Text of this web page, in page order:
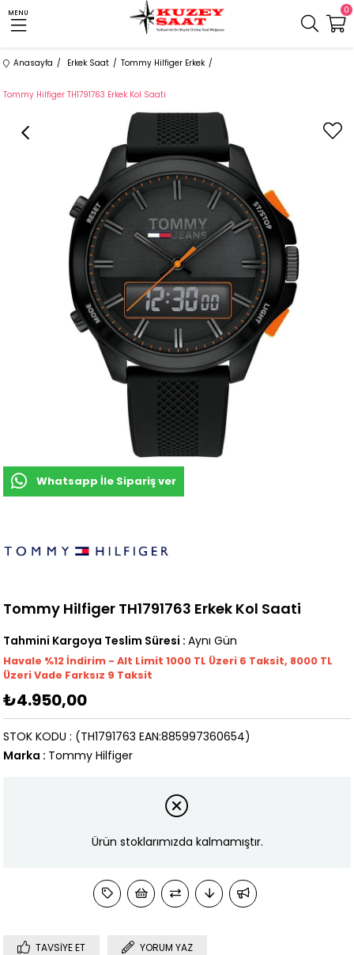
MENU 0
Anasayfa Erkek Saat Tommy Hilfiger Erkek
Tommy Hilfiger TH1791763 Erkek Kol Saati
Whatsapp İle Sipariş ver
Tommy Hilfiger TH1791763 Erkek Kol Saati
Tahmini Kargoya Teslim Süresi : Aynı Gün
Havale %12 İndirim - Alt Limit 1000 TL Üzeri 6 Taksit, 8000 TL
Üzeri Vade Farksız 9 Taksit
₺4.950,00
(TH1791763 EAN:885997360654)
STOK KODU
Marka : Tommy Hilfiger
Ürün stoklarımızda kalmamıştır.
TAVSIYE ET YORUM YAZ